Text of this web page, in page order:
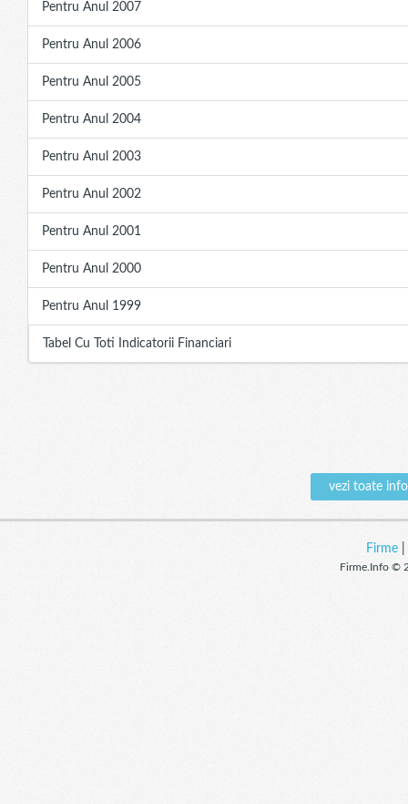
Pentru Anul 2007
Pentru Anul 2006
Pentru Anul 2005
Pentru Anul 2004
Pentru Anul 2003
Pentru Anul 2002
Pentru Anul 2001
Pentru Anul 2000
Pentru Anul 1999
Tabel Cu Toti Indicatorii Financiari
vezi toate
Firme|
Firme.Info ©